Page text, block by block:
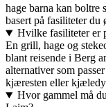
hage barna kan boltre
basert på fasiliteter du
Hvilke fasiliteter er
En grill, hage og
blant reisende i Berg
alternativer som
kjæresten eller
Hvor gammel må